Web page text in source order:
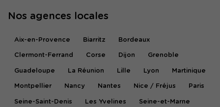
Nos agences locales
Aix-en-Provence Biarritz Bordeaux
Clermont-Ferrand Corse Dijon Grenoble
Guadeloupe La Réunion Lille Lyon Martinique
Montpellier Nancy Nantes Nice / Fréjus Paris
Seine-Saint-Denis Les Yvelines Seine-et-Marne